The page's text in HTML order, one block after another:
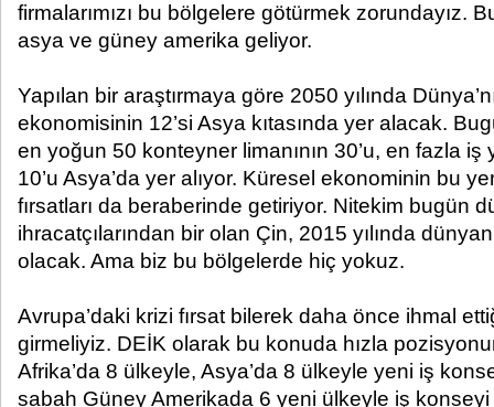
firmalarımızı bu bölgelere götürmek zorundayız.
asya ve güney amerika geliyor.
Yapılan bir araştırmaya göre 2050 yılında
ekonomisinin 12’si Asya kıtasında yer alacak.
en yoğun 50 konteyner limanının 30’u, en fazla iş
10’u Asya’da yer alıyor. Küresel ekonominin bu
fırsatları da beraberinde getiriyor. Nitekim bugün
ihracatçılarından bir olan Çin, 2015 yılında
olacak. Ama biz bu bölgelerde hiç yokuz.
Avrupa’daki krizi fırsat bilerek daha önce ihmal
girmeliyiz. DEİK olarak bu konuda hızla
Afrika’da 8 ülkeyle, Asya’da 8 ülkeyle yeni iş
sabah Güney Amerikada 6 yeni ülkeyle iş konseyi